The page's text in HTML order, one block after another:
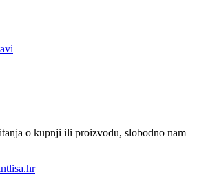
o kupnji ili proizvodu, slobodno nam